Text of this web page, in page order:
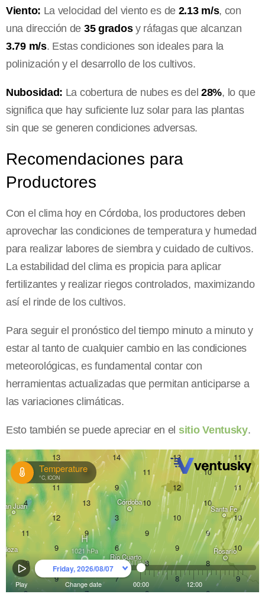
Viento: La velocidad del viento es de 2.13 m/s, con
una dirección de 35 gradosy ráfagas que alcanzan
3.79 m/s. Estas condiciones son ideales para la
polinización y el desarrollo de los cultivos.
Nubosidad: La cobertura de nubes es del 28%, lo que
significa que hay suficiente luz solar para las plantas
sin que se generen condiciones adversas.
Recomendaciones para
Productores
Con el clima hoy en Córdoba, los productores deben
aprovechar las condiciones de temperatura y humedad
para realizar labores de siembra y cuidado de cultivos.
La estabilidad del clima es propicia para aplicar
fertilizantes y realizar riegos controlados, maximizando
así el rinde de los cultivos.
Para seguir el pronóstico del tiempo minuto a minuto y
estar al tanto de cualquier cambio en las condiciones
meteorológicas, es fundamental contar con
herramientas actualizadas que permitan anticiparse a
las variaciones climáticas.
Esto también se puede apreciar en el sitio Ventusky.